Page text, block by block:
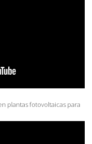
plantas fotovoltaicas para